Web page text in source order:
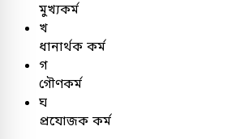
মুখ্যকর্ম
খ
ধানার্থক কর্ম
গ
গৌণকর্ম
ঘ
প্রযোজক কর্ম